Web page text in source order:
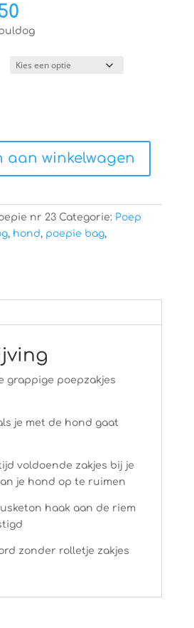
Huidige
prijs
€6,50.
aan winkelwagen
nr 23 Categorie: Poep
, hond, poepie bag,
grappige poepzakjes
je met de hond gaat
voldoende zakjes bij je
je hond op te ruimen
haak aan de riem
zonder rolletje zakjes